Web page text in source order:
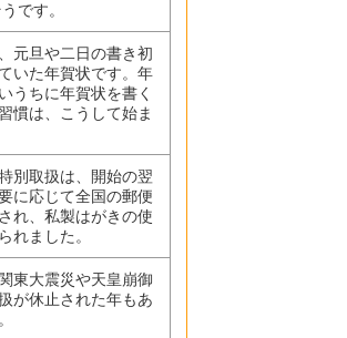
です。
元旦や二日の書き初
いた年賀状です。年
うちに年賀状を書く
慣は、こうして始ま
別取扱は、開始の翌
に応じて全国の郵便
れ、私製はがきの使
れました。
東大震災や天皇崩御
が休止された年もあ